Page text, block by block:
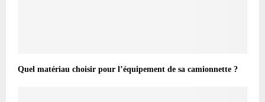
Quel matériau choisir pour l’équipement de sa camionnette ?